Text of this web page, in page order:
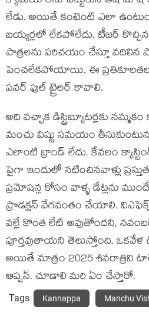
లేడు. అయితే కంటెంట్ ఎలా
బయ్యర్లలో లేకపోలేదు. టీజర్
పాత్రలను పరిచయం చేస్తూ వదిలిన
పెంచలేకపోయాయి. ఈ
పవర్ ఫుల్ ట్రైలర్ కావాలి.
అది వచ్చాక డిస్ట్రిబ్యూటర్లకు
మంచు విష్ణు సమయం
ఎలాంటి బ్రాండ్ లేదు. కేవలం
పైగా ఇందులో నటించినవాళ్లు
ప్రమోషన్ల కోసం వాళ్ళ డేట్లను
ప్రొడక్షన్ వేగవంతం చేయాలి. విఎఫెక్స్
వల్లే కొంత లేట్ అవుతోందని,
పూర్తవుతాయని తెలుస్తోంది.
అయితే మాత్రం 2025 శివరాత్రిని
ఆప్షన్. చూడాలి మరి ఏం చేస్తారో.
Tags Kannappa Manchu